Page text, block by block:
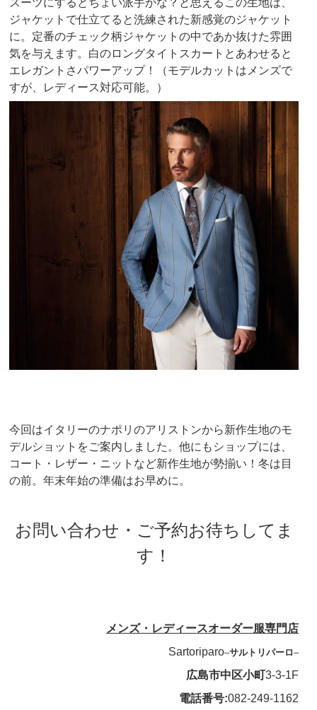
ジャケットで仕立てると洗練された新感覚のジャケット
に。定番のチェック柄ジャケットの中であか抜けた雰囲
気を与えます。白のロングタイトスカートとあわせると
エレガントさパワーアップ！（モデルカットはメンズで
すが、レディース対応可能。）
今回はイタリーのナポリのアリストンから新作生地のモ
デルショットをご案内しました。他にもショップには、
コート・レザー・ニットなど新作生地が勢揃い！冬は目
の前。年末年始の準備はお早めに。
お問い合わせ・ご予約お待ちしてま
す！
メンズ・レディースオーダー服専門店
Sartoriparo–サルトリパーロ–
広島市中区小町3-3-1F
電話番号:082-249-1162